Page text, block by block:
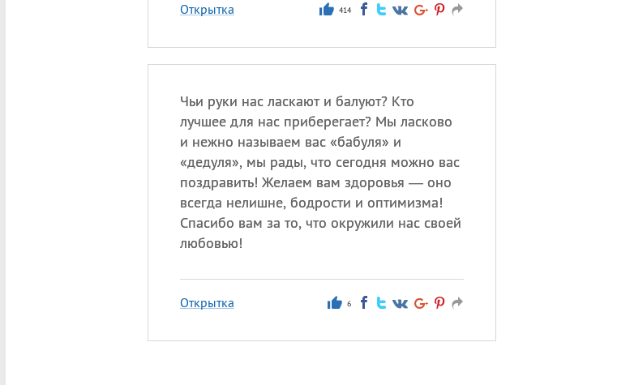
Открытка 414
Чьи руки нас ласкают и балуют? Кто
лучшее для нас приберегает? Мы ласково
и нежно называем вас «бабуля» и
«дедуля», мы рады, что сегодня можно вас
поздравить! Желаем вам здоровья — оно
всегда нелишне, бодрости и оптимизма!
Спасибо вам за то, что окружили нас своей
любовью!
Открытка 6